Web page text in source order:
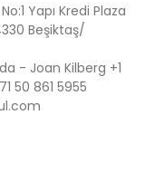
Yapı Kredi Plaza
Beşiktaş/
- Joan Kilberg +1
50 861 5955